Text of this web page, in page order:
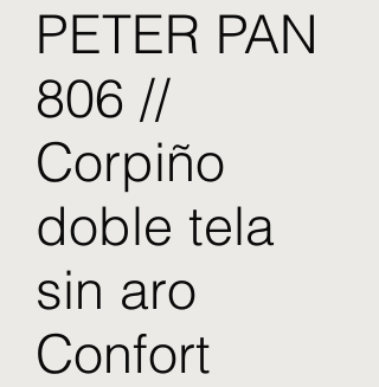
PETER PAN
806 //
Corpiño
doble tela
sin aro
Confort